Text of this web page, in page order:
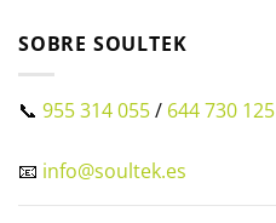
SOBRE SOULTEK
📞 955 314 055/ 644 730 125
📧 info@soultek.es